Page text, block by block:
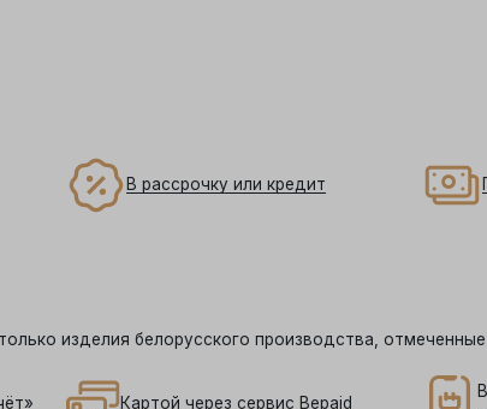
В рассрочку или кредит
изделия белорусского производства,
Картой через сервис Bepaid